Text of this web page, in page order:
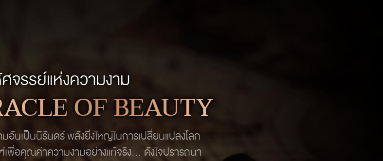
จรรย์แห่งความงาม
OF BEAUTY
อันเป็นนิรันดร์ พลังยิ่งใหญ่ในการเปลี่ยนแปลงโลก
เพื่อคุณค่าความงามอย่างแท้จริง… ดังใจปรารถนา